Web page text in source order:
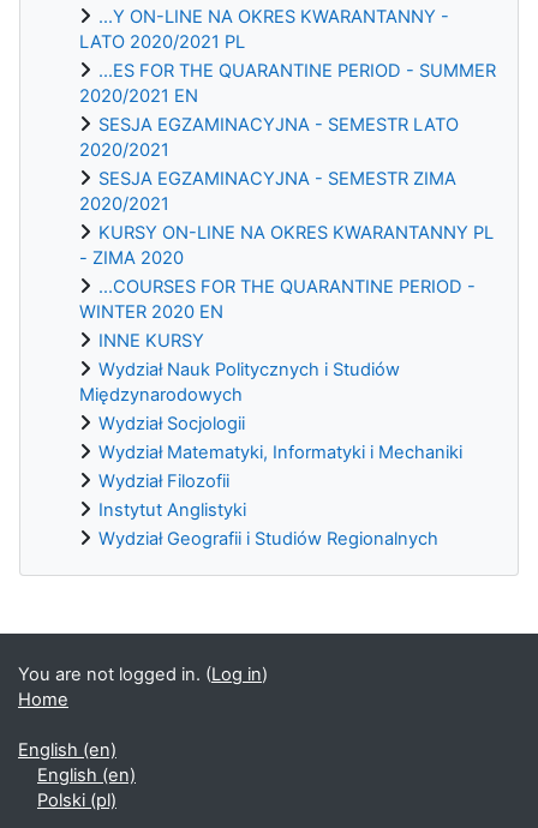
...Y ON-LINE NA OKRES KWARANTANNY -
LATO 2020/2021 PL
...ES FOR THE QUARANTINE PERIOD - SUMMER
2020/2021 EN
SESJA EGZAMINACYJNA - SEMESTR LATO
2020/2021
SESJA EGZAMINACYJNA - SEMESTR ZIMA
2020/2021
KURSY ON-LINE NA OKRES KWARANTANNY PL
- ZIMA 2020
...COURSES FOR THE QUARANTINE PERIOD -
WINTER 2020 EN
INNE KURSY
Wydział Nauk Politycznych i Studiów
Międzynarodowych
Wydział Socjologii
Wydział Matematyki, Informatyki i Mechaniki
Wydział Filozofii
Instytut Anglistyki
Wydział Geografii i Studiów Regionalnych
Supplementary blocks
You are not logged in. (Log in)
Home
English ‎(en)‎
English ‎(en)‎
Polski ‎(pl)‎